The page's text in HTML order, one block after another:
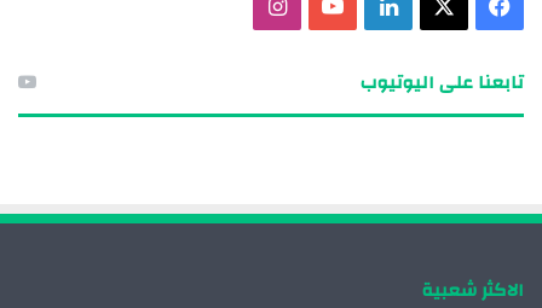
تابعنا على اليوتيوب
الاكثر شعبية